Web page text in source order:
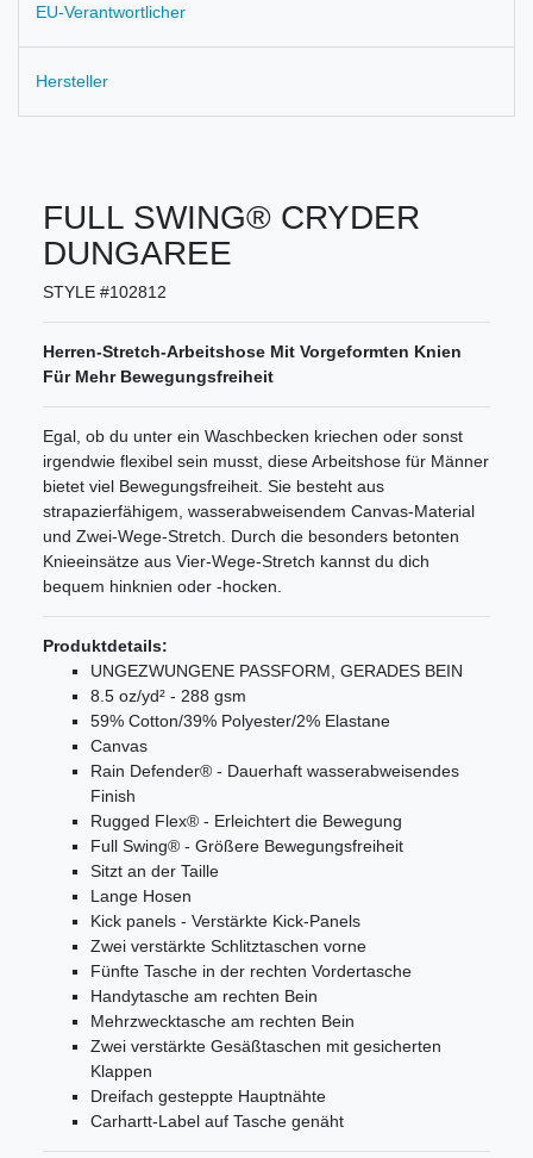
EU-Verantwortlicher
Hersteller
FULL SWING® CRYDER
DUNGAREE
STYLE #102812
Herren-Stretch-Arbeitshose Mit Vorgeformten Knien
Für Mehr Bewegungsfreiheit
Egal, ob du unter ein Waschbecken kriechen oder sonst
irgendwie flexibel sein musst, diese Arbeitshose für Männer
bietet viel Bewegungsfreiheit. Sie besteht aus
strapazierfähigem, wasserabweisendem Canvas-Material
und Zwei-Wege-Stretch. Durch die besonders betonten
Knieeinsätze aus Vier-Wege-Stretch kannst du dich
bequem hinknien oder -hocken.
Produktdetails:
UNGEZWUNGENE PASSFORM, GERADES BEIN
8.5 oz/yd² - 288 gsm
59% Cotton/39% Polyester/2% Elastane
Canvas
Rain Defender® - Dauerhaft wasserabweisendes
Finish
Rugged Flex® - Erleichtert die Bewegung
Full Swing® - Größere Bewegungsfreiheit
Sitzt an der Taille
Lange Hosen
Kick panels - Verstärkte Kick-Panels
Zwei verstärkte Schlitztaschen vorne
Fünfte Tasche in der rechten Vordertasche
Handytasche am rechten Bein
Mehrzwecktasche am rechten Bein
Zwei verstärkte Gesäßtaschen mit gesicherten
Klappen
Dreifach gesteppte Hauptnähte
Carhartt-Label auf Tasche genäht